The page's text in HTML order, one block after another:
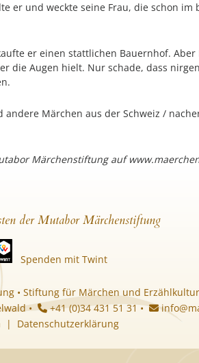
er und weckte seine Frau, die schon im
er einen stattlichen Bauernhof.
die Augen hielt. Nur schade, dass
andere Märchen aus der Schweiz /
Märchenstiftung auf
der Mutabor Märchenstiftung
Spenden mit Twint
• Stiftung für Märchen und Erzählkultur
•
+41 (0)34 431 51 31 •
| Datenschutzerklärung